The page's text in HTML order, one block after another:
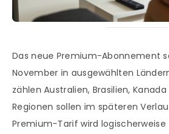
Das neue Premium-Abonnement
November in ausgewählten
zählen Australien, Brasilien,
Regionen sollen im späteren
Premium-Tarif wird